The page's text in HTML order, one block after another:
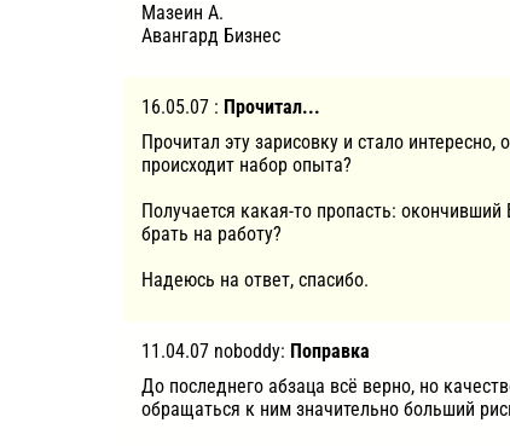
Мазеин А.
Авангард Бизнес
16.05.07 : Прочитал...
Прочитал эту зарисовку и стало
происходит набор опыта?
Получается какая-то пропасть:
брать на работу?
Надеюсь на ответ, спасибо.
11.04.07 noboddy: Поправка
До последнего абзаца всё верно, но
обращаться к ним значительно больший